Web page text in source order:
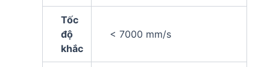
Tốc
độ
khắc
< 7000 mm/s